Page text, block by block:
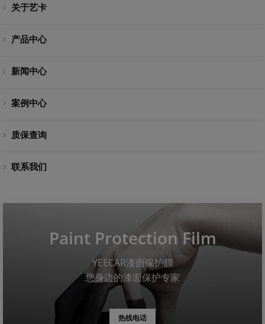
关于艺卡
产品中心
新闻中心
案例中心
质保查询
联系我们
Paint Protection Film
YEECAR漆面保护膜
您身边的漆面保护专家
热线电话